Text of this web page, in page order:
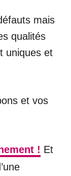
mais
qualités
uniques et
et vos
! Et